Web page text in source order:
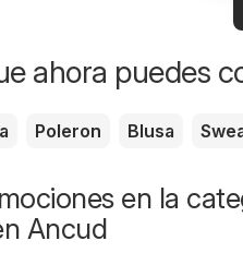
ahora puedes
Poleron Blusa
en la
Ancud